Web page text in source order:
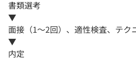
書類選考
▼
面接（1～2回）、適性検査、テク
▼
内定